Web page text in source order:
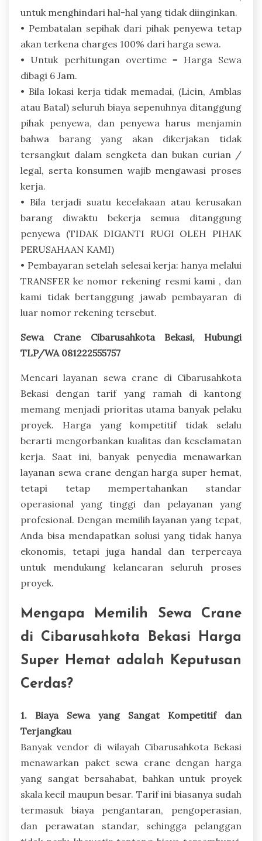
untuk menghindari hal-hal yang tidak diinginkan.
• Pembatalan sepihak dari pihak penyewa tetap
akan terkena charges 100% dari harga sewa.
• Untuk perhitungan overtime = Harga Sewa
dibagi 6 Jam.
• Bila lokasi kerja tidak memadai, (Licin, Amblas
atau Batal) seluruh biaya sepenuhnya ditanggung
pihak penyewa, dan penyewa harus menjamin
bahwa barang yang akan dikerjakan tidak
tersangkut dalam sengketa dan bukan curian /
legal, serta konsumen wajib mengawasi proses
kerja.
• Bila terjadi suatu kecelakaan atau kerusakan
barang diwaktu bekerja semua ditanggung
penyewa (TIDAK DIGANTI RUGI OLEH PIHAK
PERUSAHAAN KAMI)
• Pembayaran setelah selesai kerja: hanya melalui
TRANSFER ke nomor rekening resmi kami , dan
kami tidak bertanggung jawab pembayaran di
luar nomor rekening tersebut.
Sewa Crane Cibarusahkota Bekasi, Hubungi
TLP/WA 081222555757
Mencari layanan sewa crane di Cibarusahkota
Bekasi dengan tarif yang ramah di kantong
memang menjadi prioritas utama banyak pelaku
proyek. Harga yang kompetitif tidak selalu
berarti mengorbankan kualitas dan keselamatan
kerja. Saat ini, banyak penyedia menawarkan
layanan sewa crane dengan harga super hemat,
tetapi tetap mempertahankan standar
operasional yang tinggi dan pelayanan yang
profesional. Dengan memilih layanan yang tepat,
Anda bisa mendapatkan solusi yang tidak hanya
ekonomis, tetapi juga handal dan terpercaya
untuk mendukung kelancaran seluruh proses
proyek.
Mengapa Memilih Sewa Crane
di Cibarusahkota Bekasi Harga
Super Hemat adalah Keputusan
Cerdas?
1. Biaya Sewa yang Sangat Kompetitif dan
Terjangkau
Banyak vendor di wilayah Cibarusahkota Bekasi
menawarkan paket sewa crane dengan harga
yang sangat bersahabat, bahkan untuk proyek
skala kecil maupun besar. Tarif ini biasanya sudah
termasuk biaya pengantaran, pengoperasian,
dan perawatan standar, sehingga pelanggan